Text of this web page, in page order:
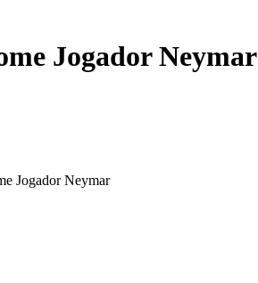
Jogador Neymar
Jogador Neymar